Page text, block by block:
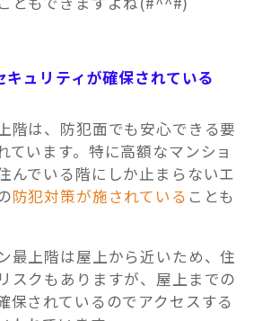
キュリティが確保されている
階は、防犯面でも安心できる要
ています。特に高額なマンショ
んでいる階にしか止まらないエ
防犯対策が施されている ことも
最上階は屋上から近いため、住
スクもありますが、屋上までの
保されているのでアクセスする